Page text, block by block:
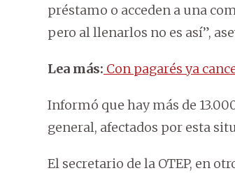
préstamo o acceden a una
pero al llenarlos no es así”,
Lea más: Con pagarés ya
Informó que hay más de
general, afectados por esta
El secretario de la OTEP, en